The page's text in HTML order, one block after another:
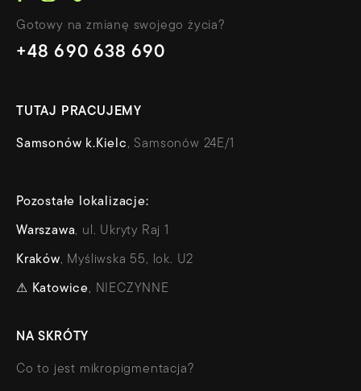
Gotowy na zmianę swojego życia?
+48 690 638 690
TUTAJ PRACUJEMY
Samsonów k.Kielc, Samsonów 24E/1
Pozostałe lokalizacje:
Warszawa, ul. Ukryty Raj 1
Kraków, Myśliwska 55, lok. U2
⚠ Katowice, NIECZYNNE
NA SKRÓTY
Co to jest mikropigmentacja?